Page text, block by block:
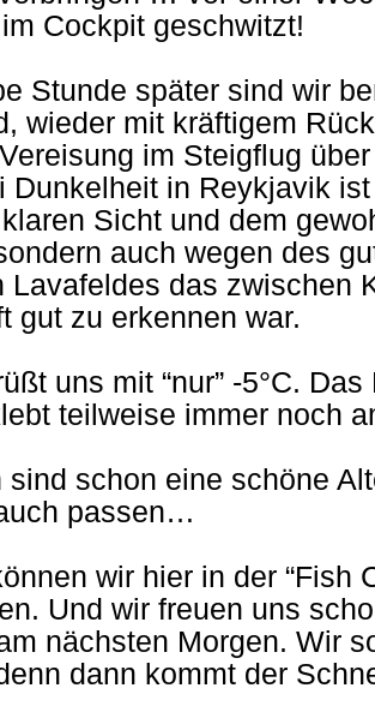
Cockpit geschwitzt!
Stunde später sind wir
wieder mit kräftigem
im Steigflug
Dunkelheit in Reykjavik
Sicht und dem
auch wegen des
Lavafeldes das zwischen
gut zu erkennen war.
uns mit “nur” -5°C.
teilweise immer noch
sind schon eine schöne
passen…
wir hier in der “Fish
Und wir freuen uns
nächsten Morgen. Wir
dann kommt der